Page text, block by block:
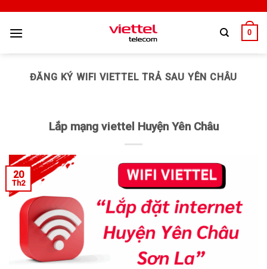
0
ĐĂNG KÝ WIFI VIETTEL TRẢ SAU YÊN CHÂU
Lắp mạng viettel Huyện Yên Châu
20
Th2